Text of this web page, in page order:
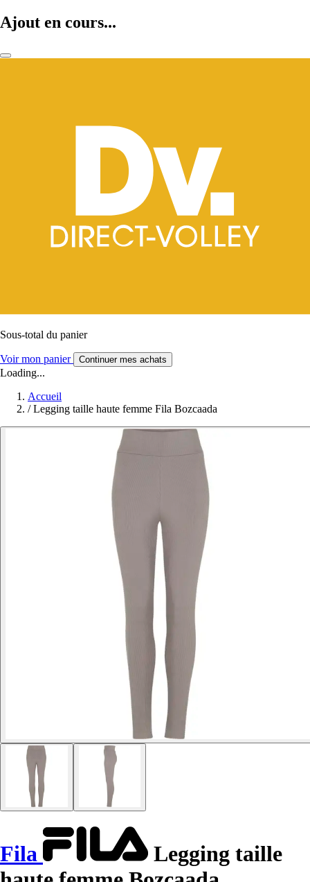
Ajout en cours...
Sous-total du panier
Voir mon panier Continuer mes achats
Loading...
Accueil
/ Legging taille haute femme Fila Bozcaada
Fila
Legging taille